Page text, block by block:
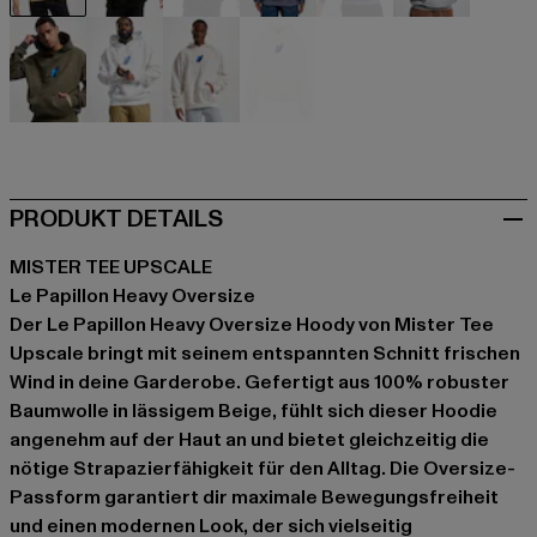
beige schwarzschwarz
PRODUKT DETAILS
MISTER TEE UPSCALE
Le Papillon Heavy Oversize
Der Le Papillon Heavy Oversize Hoody von Mister Tee
Upscale bringt mit seinem entspannten Schnitt frischen
Wind in deine Garderobe. Gefertigt aus 100% robuster
Baumwolle in lässigem Beige, fühlt sich dieser Hoodie
angenehm auf der Haut an und bietet gleichzeitig die
nötige Strapazierfähigkeit für den Alltag. Die Oversize-
Passform garantiert dir maximale Bewegungsfreiheit
und einen modernen Look, der sich vielseitig